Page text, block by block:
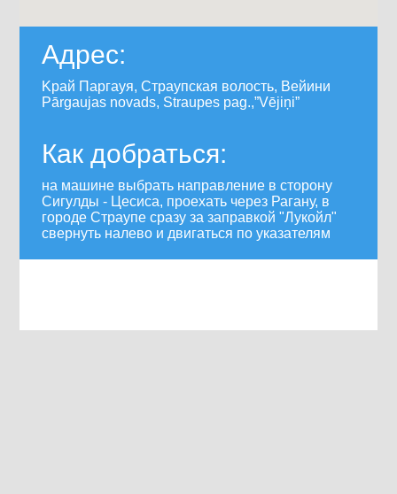
Адрес:
Kрай Паргауя, Страупская волость, Вейини
Pārgaujas novads, Straupes pag.,”Vējiņi”
Как добраться:
на машине выбрать направление в сторону
Сигулды - Цесиса, проехать через Рагану, в
городе Страупе сразу за заправкой "Лукойл"
свернуть налево и двигаться по указателям